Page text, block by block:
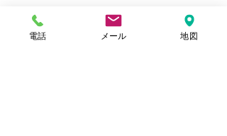
電話 メール 地図